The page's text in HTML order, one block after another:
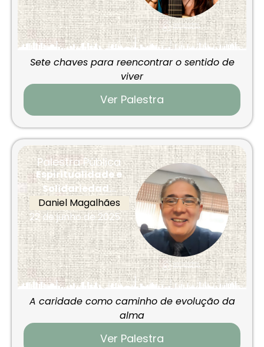
Sete chaves para reencontrar o sentido de
viver
Ver Palestra
Palestra Pública
Espiritualidade e
Solidariedad...
Daniel Magalhães
22 de junho de 2025
A caridade como caminho de evolução da
alma
Ver Palestra